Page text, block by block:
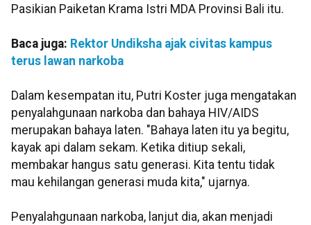
Pasikian Paiketan Krama Istri MDA Provinsi Bali itu.
Baca juga: Rektor Undiksha ajak civitas kampus
terus lawan narkoba
Dalam kesempatan itu, Putri Koster juga mengatakan
penyalahgunaan narkoba dan bahaya HIV/AIDS
merupakan bahaya laten. "Bahaya laten itu ya begitu,
kayak api dalam sekam. Ketika ditiup sekali,
membakar hangus satu generasi. Kita tentu tidak
mau kehilangan generasi muda kita," ujarnya.
Penyalahgunaan narkoba, lanjut dia, akan menjadi